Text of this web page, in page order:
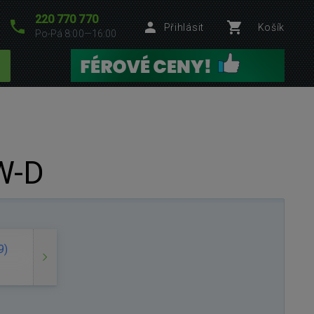
220 770 770
Po-Pá 8:00—16:00
Přihlásit Košík
D